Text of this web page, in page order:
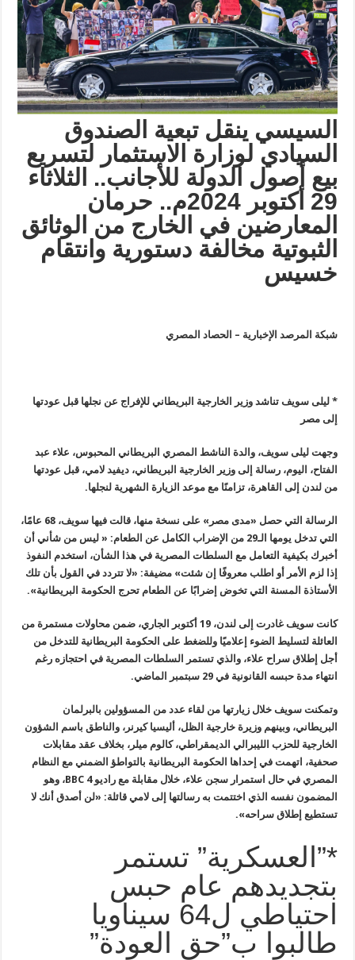
السيسي ينقل تبعية الصندوق
السيادي لوزارة الاستثمار لتسريع
بيع أصول الدولة للأجانب.. الثلاثاء
29 أكتوبر 2024م..
حرمان
المعارضين في الخارج من الوثائق
الثبوتية مخالفة دستورية وانتقام
خسيس
شبكة المرصد الإخبارية – الحصاد المصري
* ليلى سويف تناشد وزير الخارجية البريطاني للإفراج عن نجلها قبل عودتها
إلى مصر
وجهت ليلى سويف، والدة الناشط المصري البريطاني المحبوس، علاء عبد
الفتاح، اليوم، رسالة إلى وزير الخارجية البريطاني، ديفيد لامي، قبل عودتها
من لندن إلى القاهرة، تزامنًا مع موعد الزيارة الشهرية لنجلها.
الرسالة التي حصل «مدى مصر» على نسخة منها، قالت فيها سويف، 68 عامًا،
التي تدخل يومها الـ29 من الإضراب الكامل عن الطعام: « ليس من شأني أن
أخبرك بكيفية التعامل مع السلطات المصرية في هذا الشأن، استخدم النفوذ
إذا لزم الأمر أو اطلب معروفًا إن شئت» مضيفة: «لا تتردد في القول بأن تلك
الأستاذة المسنة التي تخوض إضرابًا عن الطعام تحرج الحكومة البريطانية».
كانت سويف غادرت إلى لندن، 19 أكتوبر الجاري، ضمن محاولات مستمرة من
العائلة لتسليط الضوء إعلاميًا وللضغط على الحكومة البريطانية للتدخل من
أجل إطلاق سراح علاء، والذي تستمر السلطات المصرية في احتجازه رغم
انتهاء مدة حبسه القانونية في 29 سبتمبر الماضي.
وتمكنت سويف خلال زيارتها من لقاء عدد من المسؤولين بالبرلمان
البريطاني، وبينهم وزيرة خارجية الظل، أليسيا كيرنر، والناطق باسم الشؤون
الخارجية للحزب الليبرالي الديمقراطي، كالوم ميلر، بخلاف عقد مقابلات
صحفية، اتهمت في إحداها الحكومة البريطانية بالتواطؤ الضمني مع النظام
المصري في حال استمرار سجن علاء، خلال مقابلة مع راديوBBC 4، وهو
المضمون نفسه الذي اختتمت به رسالتها إلى لامي قائلة: «لن أصدق أنك لا
تستطيع إطلاق سراحه».
*”العسكرية” تستمر
بتجديدهم عام حبس
احتياطي ل64 سيناويا
طالبوا ب”حق العودة”